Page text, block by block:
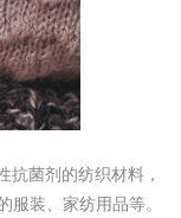
抗菌剂的纺织材料，
服装、家纺用品等。
化妆品毒理测试